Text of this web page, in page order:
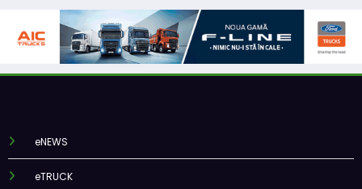
eNEWS
eTRUCK